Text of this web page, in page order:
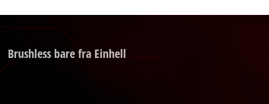
Brushless bare fra Einhell